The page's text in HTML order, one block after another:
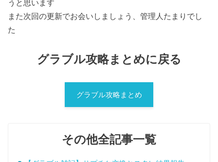
うと思います
また次回の更新でお会いしましょう、管理人たまりでし
た
グラブル攻略まとめに戻る
グラブル攻略まとめ
その他全記事一覧